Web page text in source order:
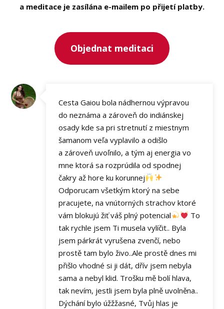
a meditace je zasílána e-mailem po přijetí platby.
Objednat meditaci
Cesta Gaiou bola nádhernou výpravou
do neznáma a zároveň do indiánskej
osady kde sa pri stretnutí z miestnym
šamanom veľa vyplavilo a odišlo
a zároveň uvoľnilo, a tým aj energia vo
mne ktorá sa rozprúdila od spodnej
čakry až hore ku korunnej
Odporucam všetkým ktorý na sebe
pracujete, na vnútorných strachov ktoré
vám blokujú žiť váš plný potencial
To
tak rychle jsem Ti musela vylíčit.. Byla
jsem párkrát vyrušena zvenčí, nebo
prostě tam bylo živo..Ale prostě dnes mi
přišlo vhodné si ji dát, dřív jsem nebyla
sama a nebyl klid. Trošku mě bolí hlava,
tak nevím, jestli jsem byla plně uvolněna..
Dýchání bylo úžžžasné, Tvůj hlas je